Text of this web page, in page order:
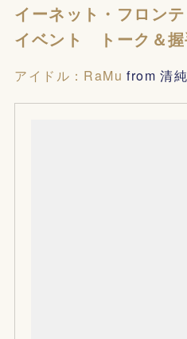
イーネット・フロン
イベント トーク＆握
アイドル：RaMu from 清